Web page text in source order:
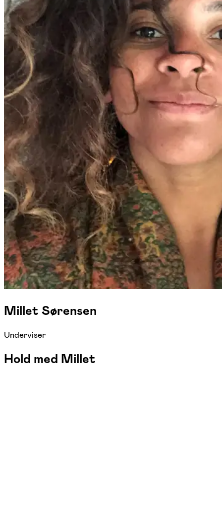
Millet Sørensen
Underviser
Hold med Millet